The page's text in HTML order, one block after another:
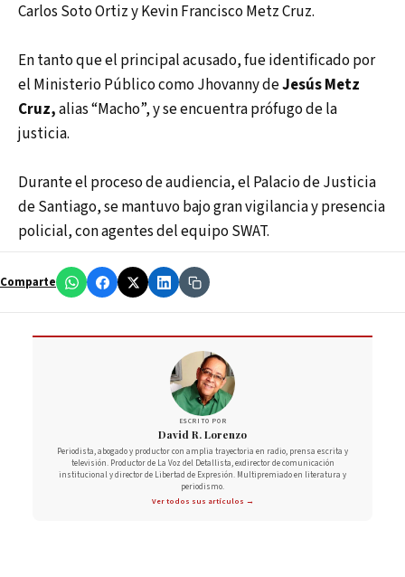
Carlos Soto Ortiz y Kevin Francisco Metz Cruz.
En tanto que el principal acusado, fue identificado por
el Ministerio Público como Jhovanny deJesús Metz
Cruz,alias “Macho”, y se encuentra prófugo de la
justicia.
Durante el proceso de audiencia, el Palacio de Justicia
de Santiago, se mantuvo bajo gran vigilancia y presencia
policial, con agentes del equipo SWAT.
Comparte
ESCRITO POR
David R. Lorenzo
Periodista, abogado y productor con amplia trayectoria en radio, prensa escrita y
televisión. Productor de La Voz del Detallista, exdirector de comunicación
institucional y director de Libertad de Expresión. Multipremiado en literatura y
periodismo.
Ver todos sus artículos →